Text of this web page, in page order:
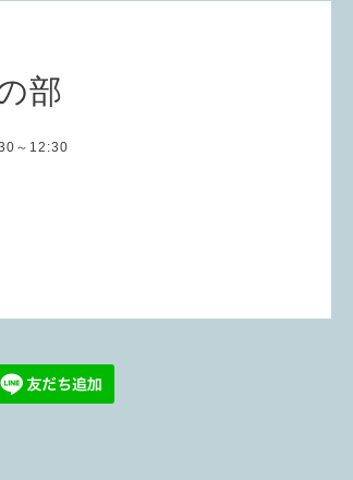
部
～12:30